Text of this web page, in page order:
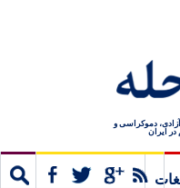
دموکراسی و
ایران